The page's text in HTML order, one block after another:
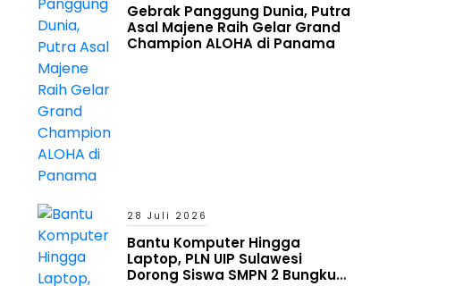
Gebrak Panggung Dunia, Putra
Asal Majene Raih Gelar Grand
Champion ALOHA di Panama
28 Juli 2026
Bantu Komputer Hingga
Laptop, PLN UIP Sulawesi
Dorong Siswa SMPN 2 Bungku